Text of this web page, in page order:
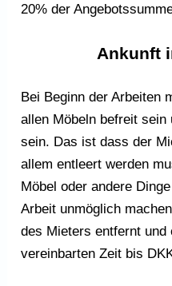
20% der
Ankunft
Bei Beginn der Arbeiten
allen Möbeln befreit
sein. Das ist dass der
allem entleert werden
Möbel oder andere
Arbeit unmöglich
des Mieters entfernt
vereinbarten Zeit bis